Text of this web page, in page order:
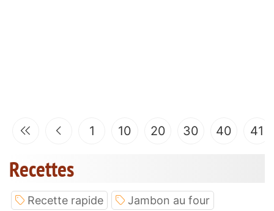
1 10 20 30 40 41
Recettes
Recette rapide Jambon au four